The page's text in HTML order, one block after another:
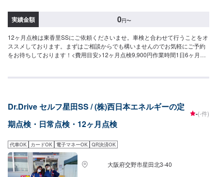
実績金額 0円〜
12ヶ月点検は東香里SSにご依頼くださいませ。車検と合わせて行うことをオ
ススメしております。まずはご相談からでも構いませんのでお気軽にご予約
をお待ちしております！<費用目安>12ヶ月点検9,900円作業時間1日6ヶ月点
Dr.Drive セルフ星田SS / (株)西日本エネルギーの定
期点検・日常点検・12ヶ月点検
-(-件)
代車OK カードOK 電子マネーOK QR決済OK
大阪府交野市星田北3-40